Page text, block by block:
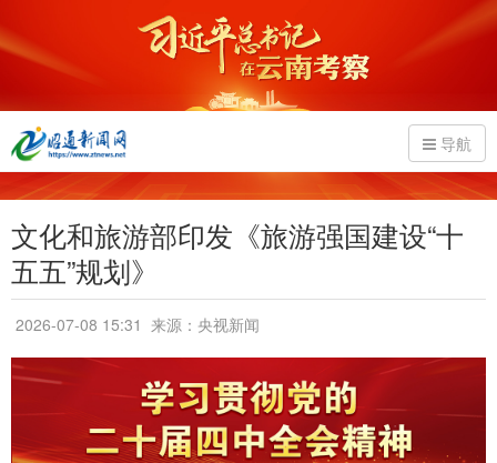
导航
文化和旅游部印发《旅游强国建设“十
五五”规划》
2026-07-08 15:31 来源：央视新闻